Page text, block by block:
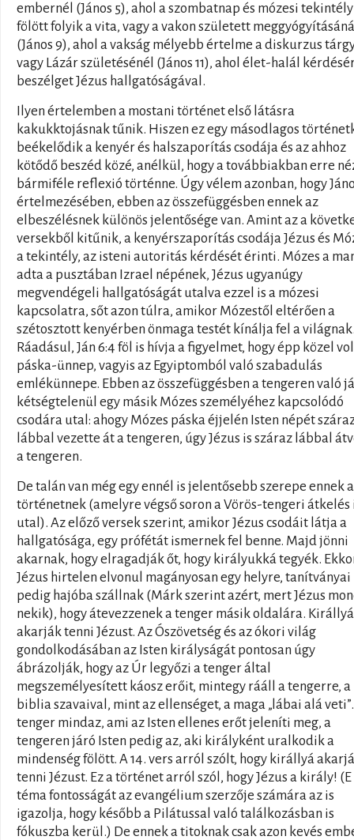
embernél (János 5), ahol a szombatnap és mózesi tekintély
fölött folyik a vita, vagy a vakon született
(János 9), ahol a vakság mélyebb értelme a diskurzus
vagy Lázár születésénél (János 11), ahol élet-halál
beszélget Jézus hallgatóságával.
Ilyen értelemben a mostani történet első látásra
kakukktojásnak tűnik. Hiszen ez egy másodlagos
beékelődik a kenyér és halszaporítás csodája és az ahhoz
kötődő beszéd közé, anélkül, hogy a továbbiakban erre
bármiféle reflexió történne. Úgy vélem azonban, hogy
értelmezésében, ebben az összefüggésben ennek az
elbeszélésnek különös jelentősége van. Amint az a
versekből kitűnik, a kenyérszaporítás csodája Jézus és
a tekintély, az isteni autoritás kérdését érinti. Mózes a
adta a pusztában Izrael népének, Jézus ugyanúgy
megvendégeli hallgatóságát utalva ezzel is a mózesi
kapcsolatra, sőt azon túlra, amikor Mózestől eltérően a
szétosztott kenyérben önmaga testét kínálja fel a
Ráadásul, Ján 6:4 föl is hívja a figyelmet, hogy épp közel
páska-ünnep, vagyis az Egyiptomból való szabadulás
emlékünnepe. Ebben az összefüggésben a tengeren való
kétségtelenül egy másik Mózes személyéhez kapcsolódó
csodára utal: ahogy Mózes páska éjjelén Isten népét
lábbal vezette át a tengeren, úgy Jézus is száraz lábbal
a tengeren.
De talán van még egy ennél is jelentősebb szerepe ennek a
történetnek (amelyre végső soron a Vörös-tengeri átkelés
utal). Az előző versek szerint, amikor Jézus csodáit látja a
hallgatósága, egy prófétát ismernek fel benne. Majd jönni
akarnak, hogy elragadják őt, hogy királyukká tegyék.
Jézus hirtelen elvonul magányosan egy helyre, tanítványai
pedig hajóba szállnak (Márk szerint azért, mert Jézus
nekik), hogy átevezzenek a tenger másik oldalára. Királlyá
akarják tenni Jézust. Az Ószövetség és az ókori világ
gondolkodásában az Isten királyságát pontosan úgy
ábrázolják, hogy az Úr legyőzi a tenger által
megszemélyesített káosz erőit, mintegy rááll a tengerre, a
biblia szavaival, mint az ellenséget, a maga „lábai alá
tenger mindaz, ami az Isten ellenes erőt jeleníti meg, a
tengeren járó Isten pedig az, aki királyként uralkodik a
mindenség fölött. A 14. vers arról szólt, hogy királlyá
tenni Jézust. Ez a történet arról szól, hogy Jézus a király! (E
téma fontosságát az evangélium szerzője számára az is
igazolja, hogy később a Pilátussal való találkozásban is
fókuszba kerül.) De ennek a titoknak csak azon kevés